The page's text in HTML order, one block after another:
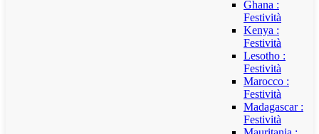
Ghana :
Festività
Kenya :
Festività
Lesotho :
Festività
Marocco :
Festività
Madagascar :
Festività